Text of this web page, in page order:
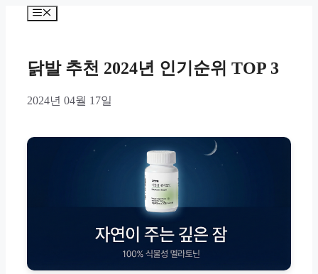
Menu
닭발 추천 2024년 인기순위 TOP 3
2024년 04월 17일